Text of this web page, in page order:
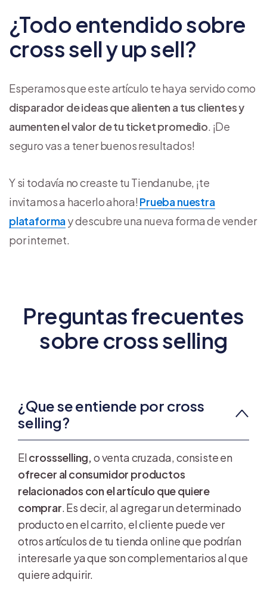
¿Todo entendido sobre
cross sell y up sell?
Esperamos que este artículo te haya servido como
disparador de ideas que alienten a tus clientes y
aumenten el valor de tu ticket promedio . ¡De
seguro vas a tener buenos resultados!
Y si todavía no creaste tu Tiendanube, ¡te
invitamos a hacerlo ahora! Prueba nuestra
plataformay descubre una nueva forma de vender
por internet.
Preguntas frecuentes
sobre cross selling
¿Que se entiende por cross
selling?
Elcrossselling, o venta cruzada, consiste en
ofrecer al consumidor productos
relacionados con el artículo que quiere
comprar . Es decir, al agregar un determinado
producto en el carrito, el cliente puede ver
otros artículos de tu tienda online que podrían
interesarle ya que son complementarios al que
quiere adquirir.